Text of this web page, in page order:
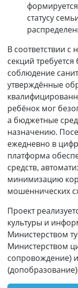
статусу
В соответствии
секций
соблюдение
утверждённые
ребёнок мог
а бюджетные
назначению.
ежедневно в
платформа
средств,
минимизацию
мошеннических
Проект
культуры и
Министерством
Министерством
сопровождение)